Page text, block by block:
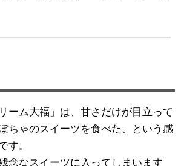
ーム大福」は、甘さだけが目立って
ちゃのスイーツを食べた、という感
す。
念なスイーツに入ってしまいます